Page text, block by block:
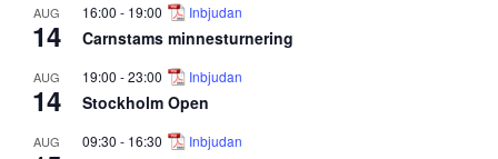
AUG
14
16:00 - 19:00 Inbjudan
Carnstams minnesturnering
AUG
14
19:00 -23:00 Inbjudan
Stockholm Open
AUG 09:30 - 16:30 Inbjudan